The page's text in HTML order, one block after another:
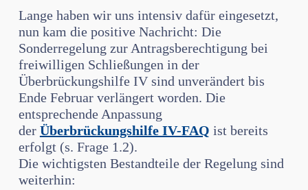
Lange haben wir uns intensiv dafür eingesetzt,
nun kam die positive Nachricht: Die
Sonderregelung zur Antragsberechtigung bei
freiwilligen Schließungen in der
Überbrückungshilfe IV sind unverändert bis
Ende Februar verlängert worden. Die
entsprechende Anpassung
der Überbrückungshilfe IV-FAQ ist bereits
erfolgt (s. Frage 1.2).
Die wichtigsten Bestandteile der Regelung sind
weiterhin: